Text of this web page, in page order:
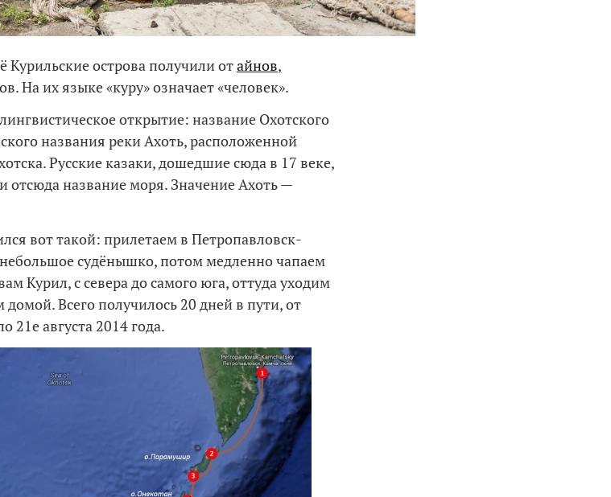
Курильские острова получили отайнов,
На их языке «куру» означает «человек».
открытие: название Охотского
названия реки Ахоть, расположенной
Русские казаки, дошедшие сюда в 17 веке,
отсюда название моря. Значение Ахоть —
вот такой: прилетаем в Петропавловск-
судёнышко, потом медленно чапаем
Курил, с севера до самого юга, оттуда уходим
Всего получилось 20 дней в пути, от
21е августа 2014 года.